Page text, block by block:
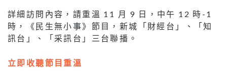
詳細訪問內容，請重溫 11 月 9 日，中午 12 時-1
時，《民生無小事》節目，新城「財經台」、「知
訊台」、「采訊台」三台聯播。
立即收聽節目重溫